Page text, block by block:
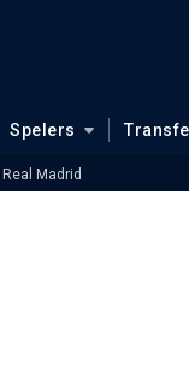
Spelers
Madrid